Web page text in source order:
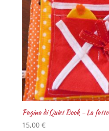
Pagina di Quiet Book – La
15,00 €